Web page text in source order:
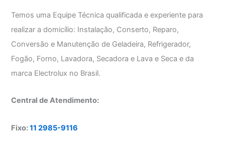
Temos uma Equipe Técnica qualificada e experiente para
realizar a domicílio: Instalação, Conserto, Reparo,
Conversão e Manutenção de Geladeira, Refrigerador,
Fogão, Forno, Lavadora, Secadora e Lava e Seca e da
marca Electrolux no Brasil.
Central de Atendimento:
Fixo:11 2985-9116